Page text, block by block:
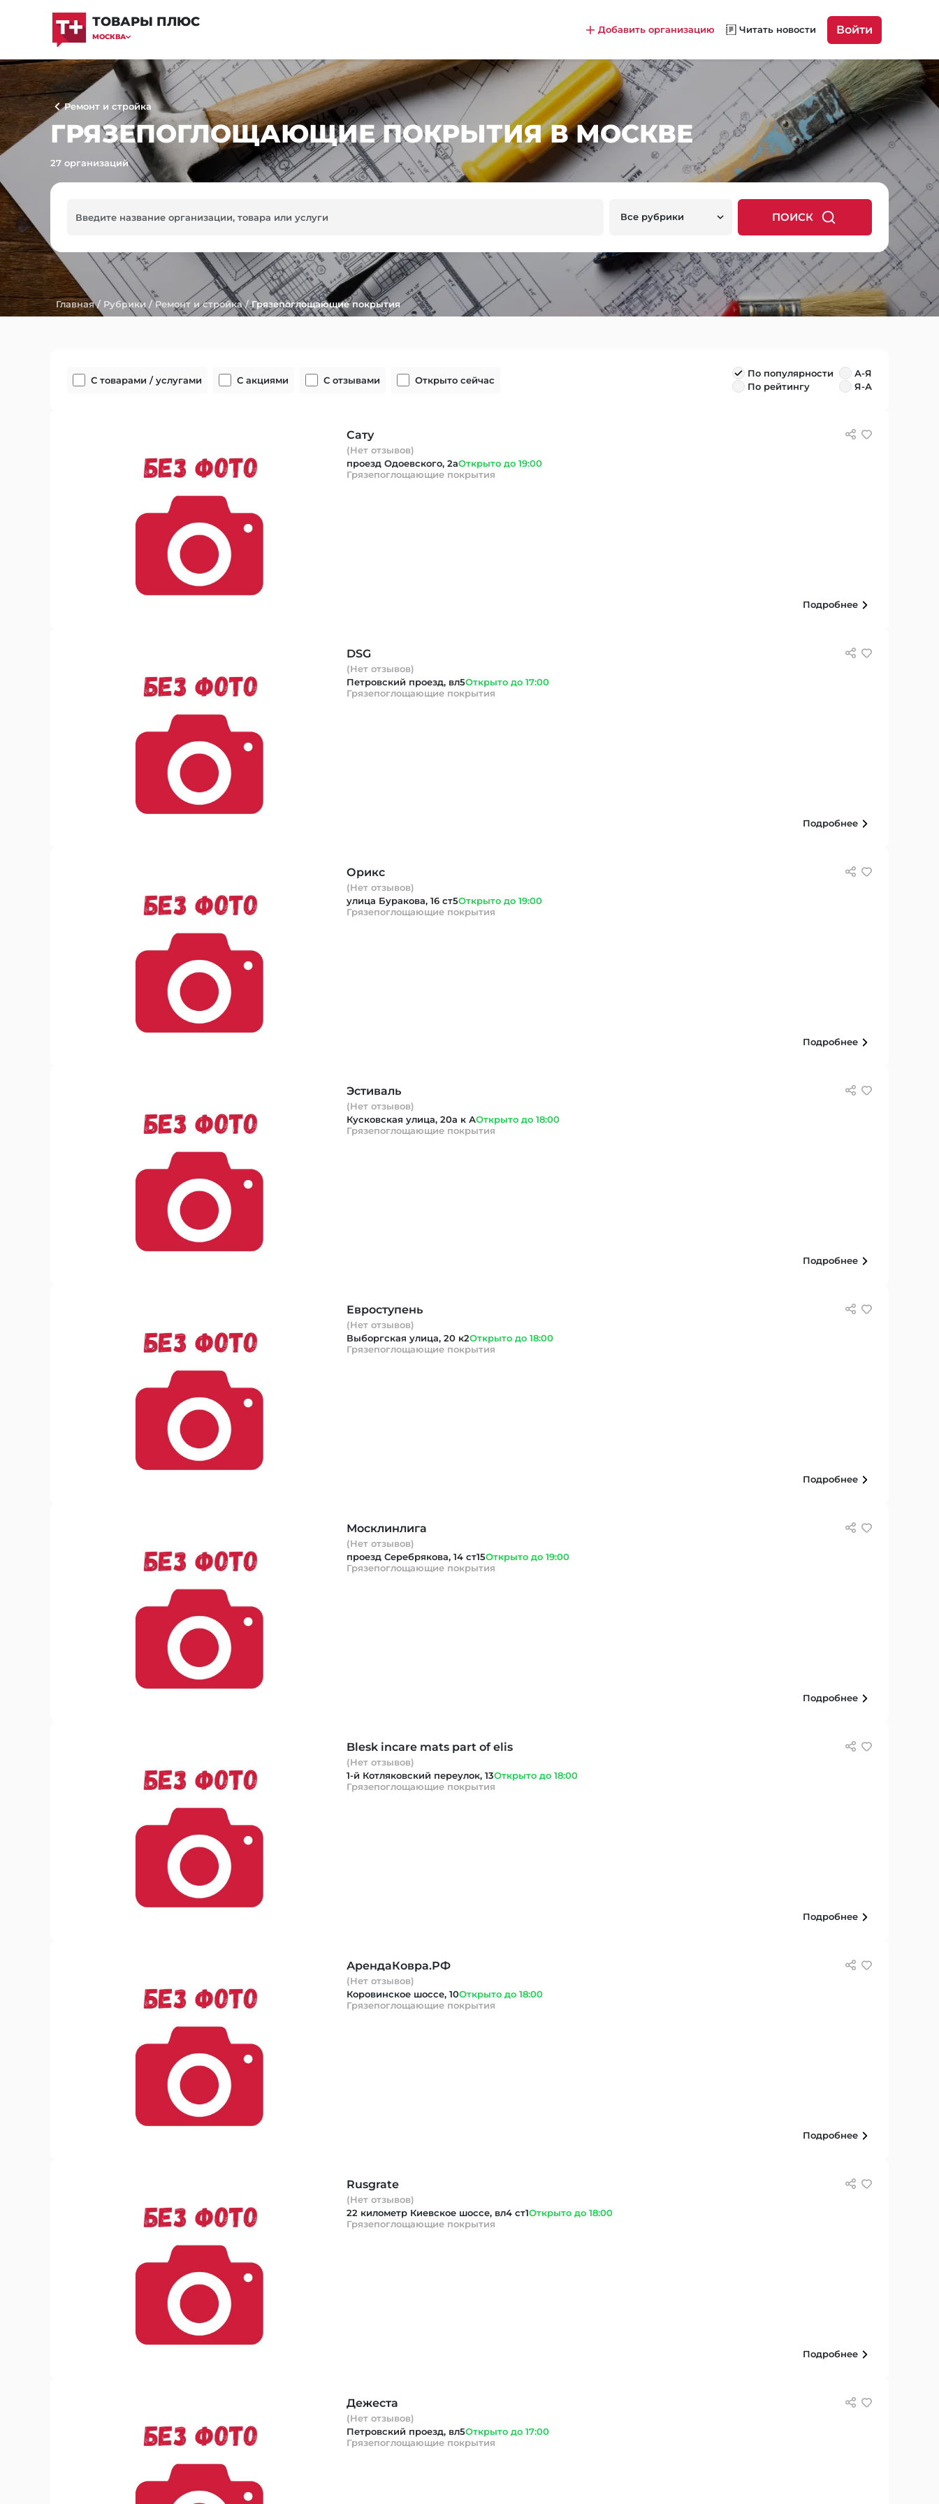
ТОВАРЫ ПЛЮС
МОСКВА
Добавить организацию Читать новости Войти
Ремонт и стройка
ГРЯЗЕПОГЛОЩАЮЩИЕ ПОКРЫТИЯ В МОСКВЕ
27 организаций
Все рубрики ПОИСК
Главная/ Рубрики /Ремонт и стройка/Грязепоглощающие покрытия
С товарами / услугами С акциями С отзывами Открыто сейчас
По популярности
По рейтингу
А-Я
Я-А
Сату
(Нет отзывов)
проезд Одоевского, 2аОткрыто до 19:00
Грязепоглощающие покрытия
Подробнее
DSG
(Нет отзывов)
Петровский проезд, вл5Открыто до 17:00
Грязепоглощающие покрытия
Подробнее
Орикс
(Нет отзывов)
улица Буракова, 16 ст5Открыто до 19:00
Грязепоглощающие покрытия
Подробнее
Эстиваль
(Нет отзывов)
Кусковская улица, 20а к АОткрыто до 18:00
Грязепоглощающие покрытия
Подробнее
Евроступень
(Нет отзывов)
Выборгская улица, 20 к2Открыто до 18:00
Грязепоглощающие покрытия
Подробнее
Москлинлига
(Нет отзывов)
проезд Серебрякова, 14 ст15Открыто до 19:00
Грязепоглощающие покрытия
Подробнее
Blesk incare mats part of elis
(Нет отзывов)
1-й Котляковский переулок, 13Открыто до 18:00
Грязепоглощающие покрытия
Подробнее
АрендаКовра.РФ
(Нет отзывов)
Коровинское шоссе, 10Открыто до 18:00
Грязепоглощающие покрытия
Подробнее
Rusgrate
(Нет отзывов)
22 километр Киевское шоссе, вл4 ст1Открыто до 18:00
Грязепоглощающие покрытия
Подробнее
Дежеста
(Нет отзывов)
Петровский проезд, вл5Открыто до 17:00
Грязепоглощающие покрытия